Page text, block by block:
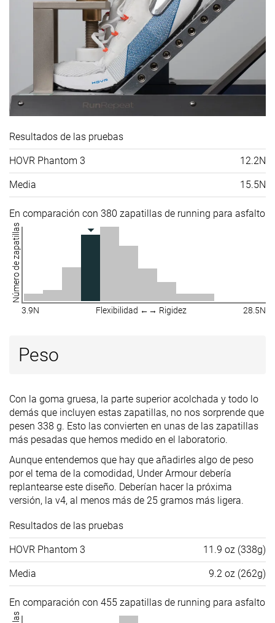
Resultados de las pruebas
HOVR Phantom 3 12.2N
Media 15.5N
En comparación con 380 zapatillas de running para asfalto
Número de zapatillas
3.9N Flexibilidad ←→ Rigidez 28.5N
Peso
Con la goma gruesa, la parte superior acolchada y todo lo
demás que incluyen estas zapatillas, no nos sorprende que
pesen 338 g. Esto las convierten en unas de las zapatillas
más pesadas que hemos medido en el laboratorio.
Aunque entendemos que hay que añadirles algo de peso
por el tema de la comodidad, Under Armour debería
replantearse este diseño. Deberían hacer la próxima
versión, la v4, al menos más de 25 gramos más ligera.
Resultados de las pruebas
HOVR Phantom 3 11.9 oz (338g)
Media 9.2 oz (262g)
En comparación con 455 zapatillas de running para asfalto